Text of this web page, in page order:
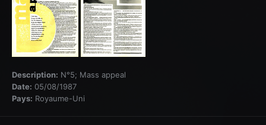
Description: N°5; Mass appeal
Date: 05/08/1987
Pays: Royaume-Uni